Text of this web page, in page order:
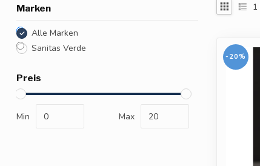
Marken
Alle Marken
Sanitas Verde
Preis
Min Max
1
-20%